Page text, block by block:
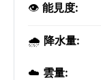
👁️ 能見度:
🌧️ 降水量:
☁️ 雲量: